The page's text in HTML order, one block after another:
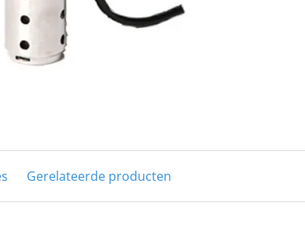
Gerelateerde producten